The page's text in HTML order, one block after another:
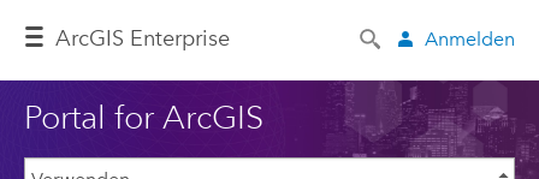
ArcGIS Enterprise Anmelden
Portal for ArcGIS